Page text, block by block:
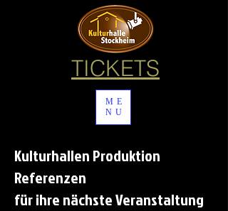
TICKETS
ME
NU
Kulturhallen Produktion
Referenzen
für ihre nächsteVeranstaltung